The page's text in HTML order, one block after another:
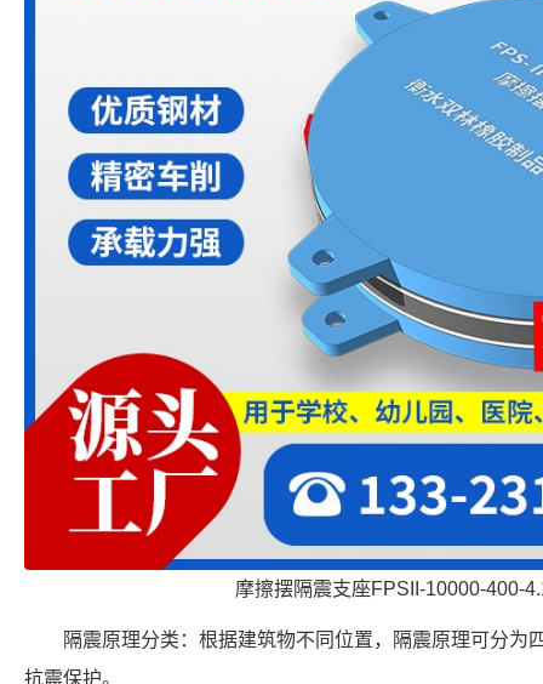
摩擦摆隔震支座FPSII-10000-400-
隔震原理分类：根据建筑物不同位置，隔震原理可分为
抗震保护。